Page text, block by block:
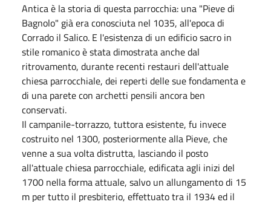
Antica è la storia di questa parrocchia: una "Pieve di
Bagnolo" già era conosciuta nel 1035, all'epoca di
Corrado il Salico. E l'esistenza di un edificio sacro in
stile romanico è stata dimostrata anche dal
ritrovamento, durante recenti restauri dell'attuale
chiesa parrocchiale, dei reperti delle sue fondamenta e
di una parete con archetti pensili ancora ben
conservati.
Il campanile-torrazzo, tuttora esistente, fu invece
costruito nel 1300, posteriormente alla Pieve, che
venne a sua volta distrutta, lasciando il posto
all'attuale chiesa parrocchiale, edificata agli inizi del
1700 nella forma attuale, salvo un allungamento di 15
m per tutto il presbiterio, effettuato tra il 1934 ed il